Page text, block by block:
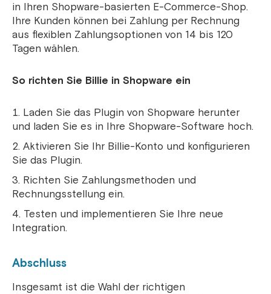
in Ihren Shopware-basierten E-Commerce-Shop.
Ihre Kunden können bei Zahlung per Rechnung
aus flexiblen Zahlungsoptionen von 14 bis 120
Tagen wählen.
So richten Sie Billie in Shopware ein
Laden Sie das Plugin von Shopware herunter
und laden Sie es in Ihre Shopware-Software hoch.
Aktivieren Sie Ihr Billie-Konto und konfigurieren
Sie das Plugin.
Richten Sie Zahlungsmethoden und
Rechnungsstellung ein.
Testen und implementieren Sie Ihre neue
Integration.
Abschluss
Insgesamt ist die Wahl der richtigen